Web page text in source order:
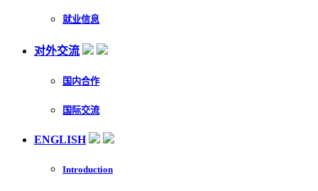
就业信息
对外交流
国内合作
国际交流
ENGLISH
Introduction